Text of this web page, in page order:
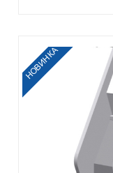
НОВИНКА